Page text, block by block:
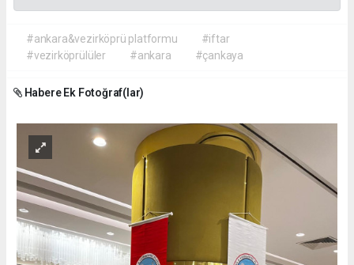
#ankara&vezirköprü platformu
#iftar
#vezirköprülüler
#ankara #çankaya
Habere Ek Fotoğraf(lar)